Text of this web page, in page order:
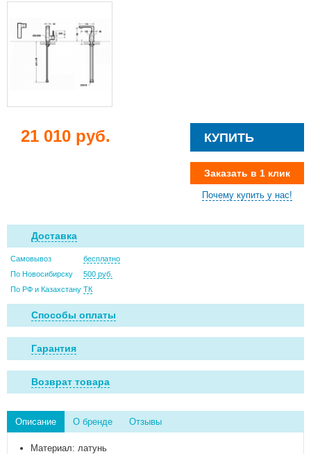
21 010 руб. КУПИТЬ
Заказать в 1 клик
Почему купить у нас!
Доставка
Самовывоз
бесплатно
По Новосибирску
500 руб.
По РФ и Казахстану ТК
Способы оплаты
Гарантия
Возврат товара
Описание О бренде Отзывы
Материал: латунь